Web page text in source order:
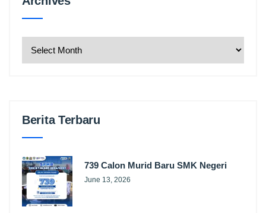
Berita Terbaru
739 Calon Murid Baru SMK Negeri
June 13, 2026